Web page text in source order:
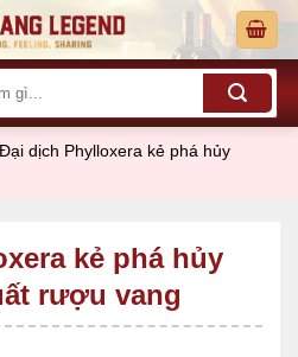
Đại dịch Phylloxera kẻ phá hủy
kẻ phá hủy
rượu vang